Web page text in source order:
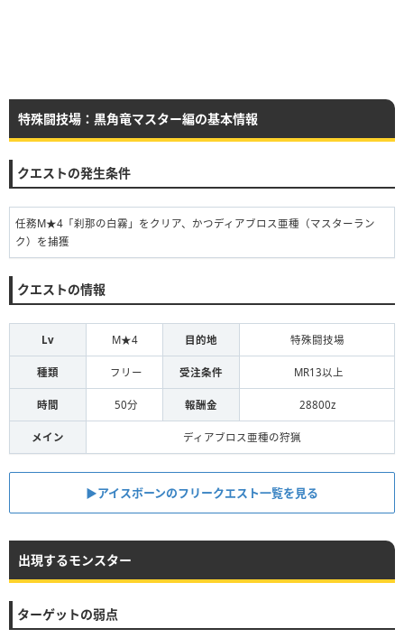
特殊闘技場：黒角竜マスター編の基本情報
クエストの発生条件
任務M★4「刹那の白霧」をクリア、かつディアブロス亜種（マスターラン
ク）を捕獲
クエストの情報
Lv M★4 目的地 特殊闘技場
種類 フリー 受注条件 MR13以上
時間 50分 報酬金 28800z
メイン ディアブロス亜種の狩猟
▶アイスボーンのフリークエスト一覧を見る
出現するモンスター
ターゲットの弱点